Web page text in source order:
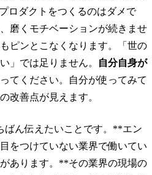
ロダクトをつくるのはダメで
磨くモチベーションが続きませ
ピンとこなくなります。「世の
」では足りません。
自分自身が
てください。自分が使ってみて
改善点が見えます。
ばん伝えたいことです。**エン
をつけていない業界で働いてい
あります。**その業界の現場の